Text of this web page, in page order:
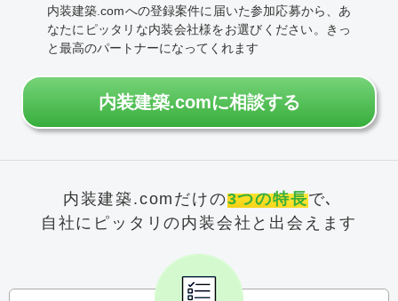
内装建築.comへの登録案件に届いた参加応募から、あ
なたにピッタリな内装会社様をお選びください。きっ
と最高のパートナーになってくれます
内装建築.comに相談する
内装建築.comだけの3つの特長で､
自社にピッタリの内装会社と出会えます